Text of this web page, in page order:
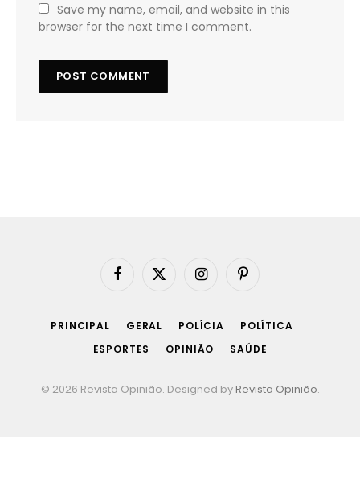
Save my name, email, and website in this
browser for the next time I comment.
Facebook
X
InstagramPinterest
PRINCIPAL GERAL POLÍCIA
POLÍTICA
ESPORTES
OPINIÃO SAÚDE
© 2026 Revista Opinião. Designed by Revista Opinião.